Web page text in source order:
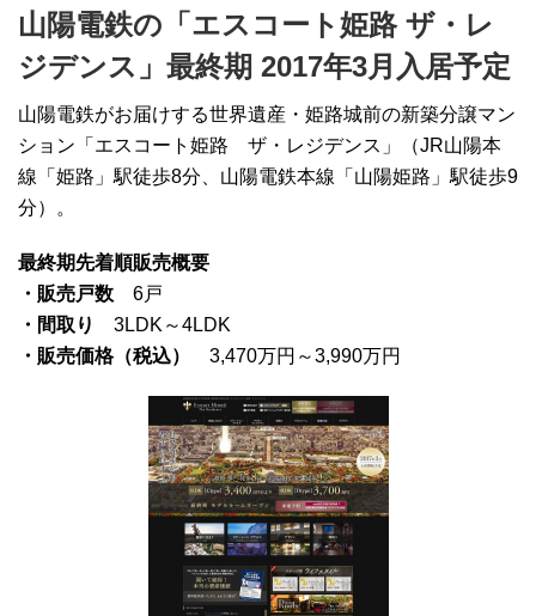
山陽電鉄の「エスコート姫路 ザ・レ
ジデンス」最終期 2017年3月入居予定
山陽電鉄がお届けする世界遺産・姫路城前の新築分譲マン
ション「エスコート姫路 ザ・レジデンス」（JR山陽本
線「姫路」駅徒歩8分、山陽電鉄本線「山陽姫路」駅徒歩9
分）。
最終期先着順販売概要
・販売戸数 6戸
・間取り
3LDK～4LDK
・販売価格（税込）
3,470万円～3,990万円